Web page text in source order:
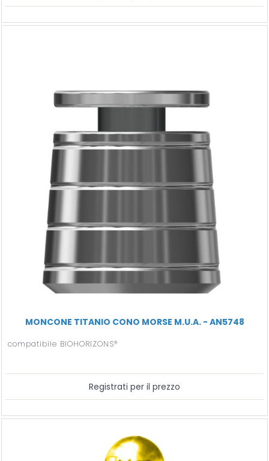
MONCONE TITANIO CONO MORSE M.U.A. - AN5748
compatibile BIOHORIZONS®
Registrati per il prezzo